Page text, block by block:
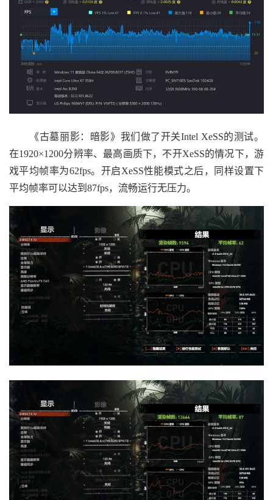
《古墓丽影：暗影》我们做了开关Intel XeSS的测试。
在1920×1200分辨率、最高画质下，不开XeSS的情况下，游
戏平均帧率为62fps。开启XeSS性能模式之后，同样设置下
平均帧率可以达到87fps，流畅运行无压力。